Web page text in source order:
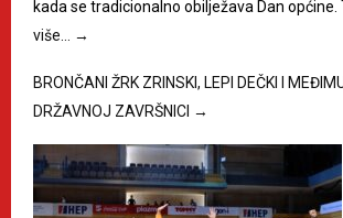
kada se tradicionalno obilježava Dan općine.
više… →
BRONČANI ŽRK ZRINSKI, LEPI DEČKI I
DRŽAVNOJ ZAVRŠNICI →